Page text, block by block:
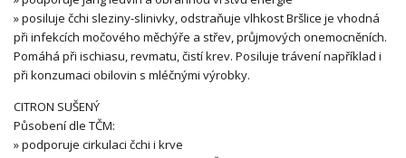
» posiluje čchi sleziny-slinivky, odstraňuje vlhkost Bršlice je vhodná
při infekcích močového měchýře a střev, průjmových onemocněních.
Pomáhá při ischiasu, revmatu, čistí krev. Posiluje trávení například i
při konzumaci obilovin s mléčnými výrobky.
CITRON SUŠENÝ
Působení dle TČM:
» podporuje cirkulaci čchi i krve